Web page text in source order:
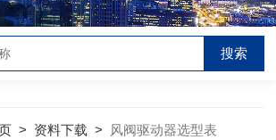
> 资料下载 > 风阀驱动器选型表